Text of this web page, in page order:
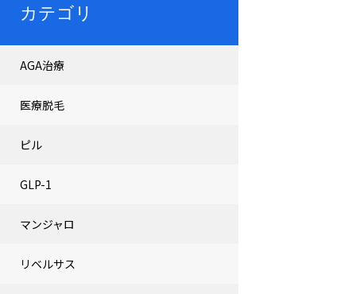
カテゴリ
AGA治療
医療脱毛
ピル
GLP-1
マンジャロ
リベルサス